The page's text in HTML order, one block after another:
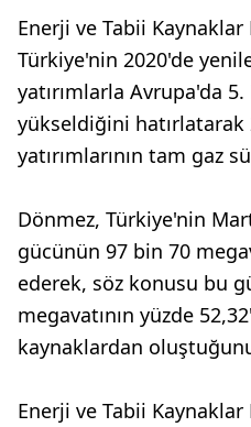
Enerji ve Tabii Kaynaklar
Türkiye'nin 2020'de
yatırımlarla Avrupa'da 5.
yükseldiğini hatırlatarak
yatırımlarının tam gaz
Dönmez, Türkiye'nin
gücünün 97 bin 70
ederek, söz konusu bu
megavatının yüzde
kaynaklardan
Enerji ve Tabii Kaynaklar